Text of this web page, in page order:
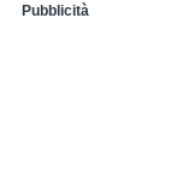
Pubblicità